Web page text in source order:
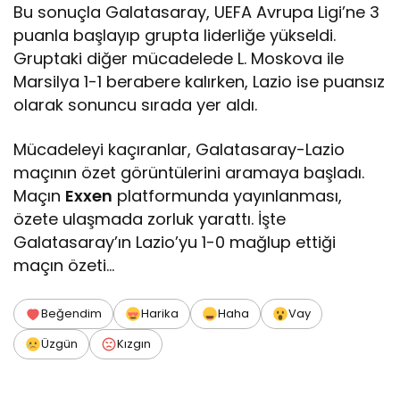
Bu sonuçla Galatasaray, UEFA Avrupa Ligi’ne 3
puanla başlayıp grupta liderliğe yükseldi.
Gruptaki diğer mücadelede L. Moskova ile
Marsilya 1-1 berabere kalırken, Lazio ise puansız
olarak sonuncu sırada yer aldı.
Mücadeleyi kaçıranlar, Galatasaray-Lazio
maçının özet görüntülerini aramaya başladı.
Maçın Exxen platformunda yayınlanması,
özete ulaşmada zorluk yarattı. İşte
Galatasaray’ın Lazio’yu 1-0 mağlup ettiği
maçın özeti…
Beğendim Harika Haha
Vay
Üzgün
Kızgın